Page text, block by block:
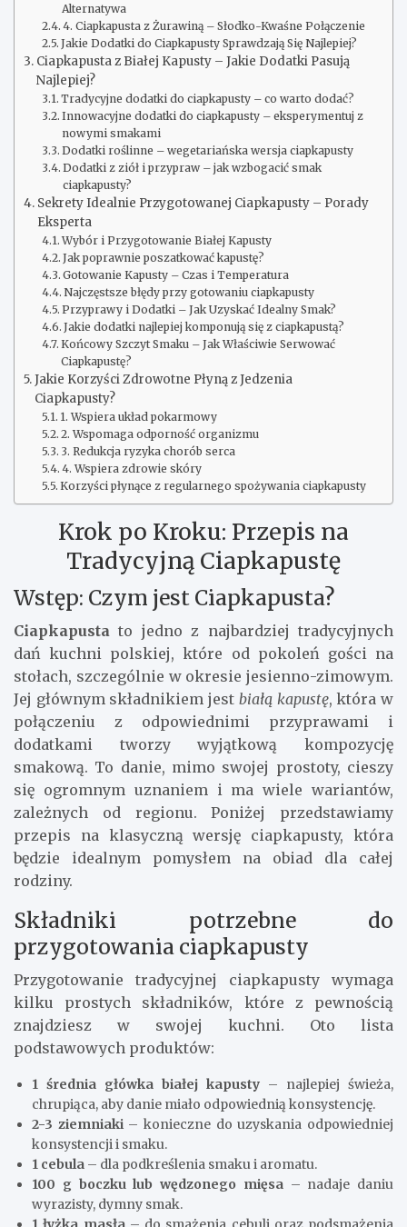
Alternatywa
4. Ciapkapusta z Żurawiną – Słodko-Kwaśne Połączenie
Jakie Dodatki do Ciapkapusty Sprawdzają Się Najlepiej?
Ciapkapusta z Białej Kapusty – Jakie Dodatki Pasują
Najlepiej?
Tradycyjne dodatki do ciapkapusty – co warto dodać?
Innowacyjne dodatki do ciapkapusty – eksperymentuj z
nowymi smakami
Dodatki roślinne – wegetariańska wersja ciapkapusty
Dodatki z ziół i przypraw – jak wzbogacić smak
ciapkapusty?
Sekrety Idealnie Przygotowanej Ciapkapusty – Porady
Eksperta
Wybór i Przygotowanie Białej Kapusty
Jak poprawnie poszatkować kapustę?
Gotowanie Kapusty – Czas i Temperatura
Najczęstsze błędy przy gotowaniu ciapkapusty
Przyprawy i Dodatki – Jak Uzyskać Idealny Smak?
Jakie dodatki najlepiej komponują się z ciapkapustą?
Końcowy Szczyt Smaku – Jak Właściwie Serwować
Ciapkapustę?
Jakie Korzyści Zdrowotne Płyną z Jedzenia
Ciapkapusty?
1. Wspiera układ pokarmowy
2. Wspomaga odporność organizmu
3. Redukcja ryzyka chorób serca
4. Wspiera zdrowie skóry
Korzyści płynące z regularnego spożywania ciapkapusty
Krok po Kroku: Przepis na
Tradycyjną Ciapkapustę
Wstęp: Czym jest Ciapkapusta?
Ciapkapusta to jedno z najbardziej tradycyjnych
dań kuchni polskiej, które od pokoleń gości na
stołach, szczególnie w okresie jesienno-zimowym.
Jej głównym składnikiem jest białą kapustę, która w
połączeniu z odpowiednimi przyprawami i
dodatkami tworzy wyjątkową kompozycję
smakową. To danie, mimo swojej prostoty, cieszy
się ogromnym uznaniem i ma wiele wariantów,
zależnych od regionu. Poniżej przedstawiamy
przepis na klasyczną wersję ciapkapusty, która
będzie idealnym pomysłem na obiad dla całej
rodziny.
Składniki potrzebne do
przygotowania ciapkapusty
Przygotowanie tradycyjnej ciapkapusty wymaga
kilku prostych składników, które z pewnością
znajdziesz w swojej kuchni. Oto lista
podstawowych produktów:
1 średnia główka białej kapusty – najlepiej świeża,
chrupiąca, aby danie miało odpowiednią konsystencję.
2-3 ziemniaki– konieczne do uzyskania odpowiedniej
konsystencji i smaku.
1 cebula – dla podkreślenia smaku i aromatu.
100 g boczku lub wędzonego mięsa– nadaje daniu
wyrazisty, dymny smak.